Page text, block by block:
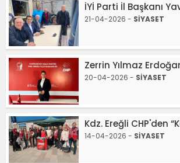
İYİ Parti İl Başkanı
21-04-2026 - SİYASET
Zerrin Yılmaz
20-04-2026 - SİYASET
Kdz. Ereğli CHP'den
14-04-2026 - SİYASET